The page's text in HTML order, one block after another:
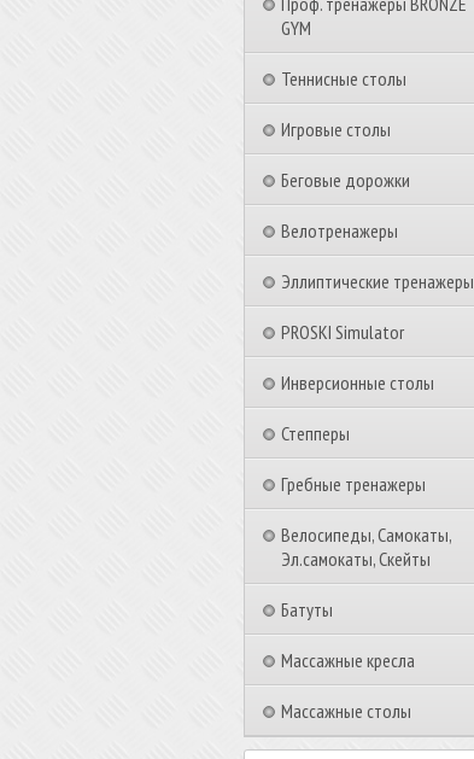
GYM
Теннисные столы
Игровые столы
Беговые дорожки
Велотренажеры
Эллиптические тренажеры
PROSKI Simulator
Инверсионные столы
Степперы
Гребные тренажеры
Велосипеды, Самокаты,
Эл.самокаты, Скейты
Батуты
Массажные кресла
Массажные столы